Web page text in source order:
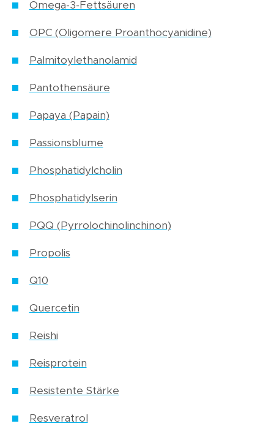
Omega-3-Fettsäuren
OPC (Oligomere Proanthocyanidine)
Palmitoylethanolamid
Pantothensäure
Papaya (Papain)
Passionsblume
Phosphatidylcholin
Phosphatidylserin
PQQ (Pyrrolochinolinchinon)
Propolis
Q10
Quercetin
Reishi
Reisprotein
Resistente Stärke
Resveratrol